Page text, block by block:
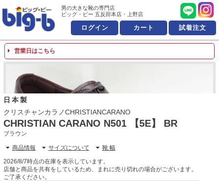
男の大きな靴の専門店 ビッ
男の大きな靴の専門店
ビッグ・ビー 五反田本店・上野店
ログイン カート 試着注文
営業日はこちら
日本製
クリスチャンカラノCHRISTIANCARANO
CHRISTIAN CARANO N501 【5E】 BR
ブラウン
商品情報 サイズについて 靴 幅
2026/8/7時点の在庫を表示しています。
店舗と商品を共有をしているため、まれに売り切れの場合がございます。
ご了承ください。